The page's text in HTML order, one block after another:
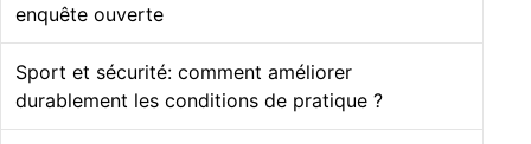
enquête ouverte
Sport et sécurité: comment améliorer
durablement les conditions de pratique ?